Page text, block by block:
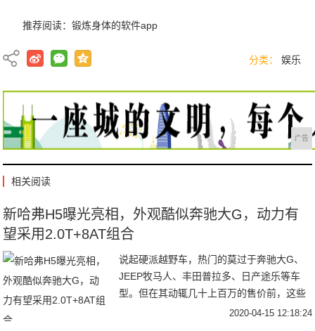
推荐阅读：锻炼身体的软件app
分类： 娱乐
广告
相关阅读
新哈弗H5曝光亮相，外观酷似奔驰大G，动力有
望采用2.0T+8AT组合
说起硬派越野车，热门的莫过于奔驰大G、
JEEP牧马人、丰田普拉多、日产途乐等车
型。但在其动辄几十上百万的售价前，这些
优秀选手只能成为普通人的谈资了。而说到
2020-04-15 12:18:24